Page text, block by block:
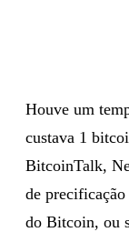
Houve um
custava 1
BitcoinTalk,
de precificação
do Bitcoin, ou